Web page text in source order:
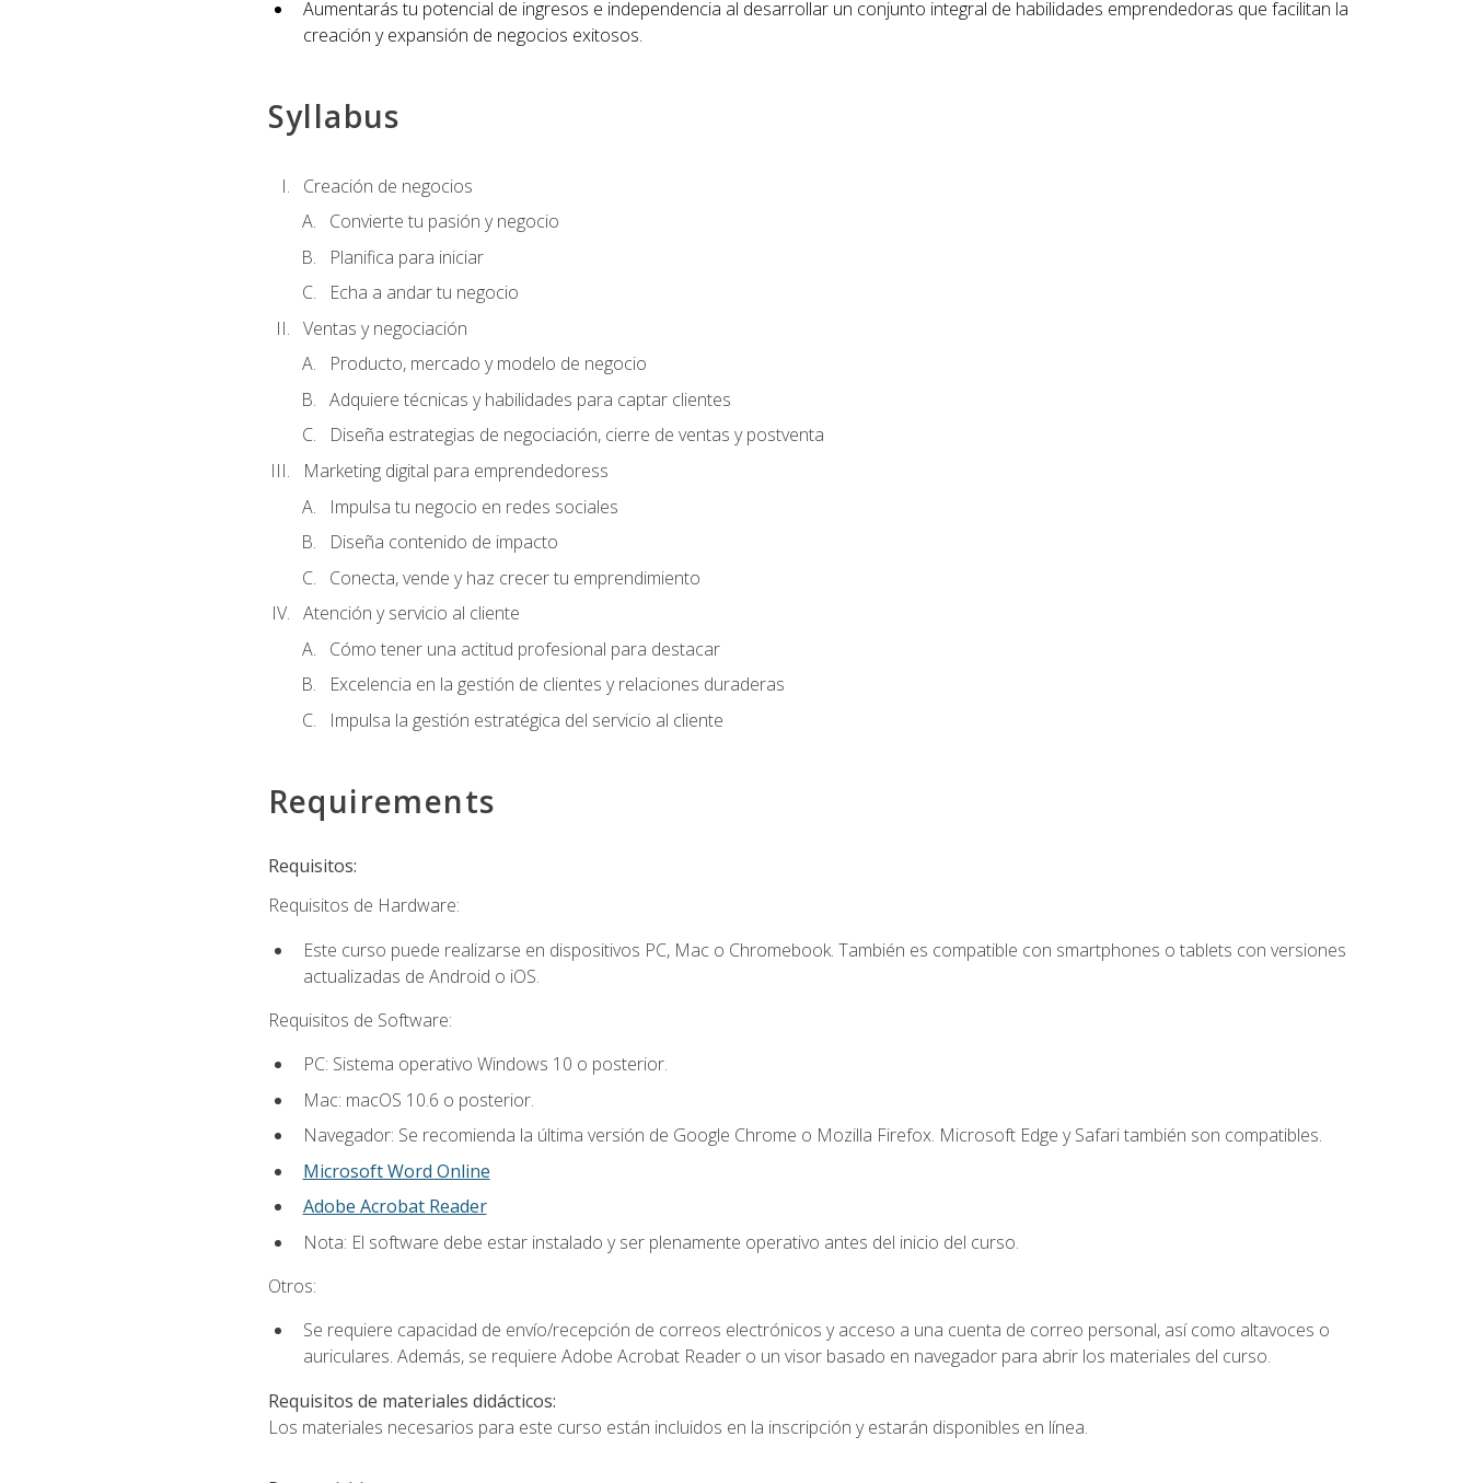
Aumentarás tu potencial de ingresos e independencia al desarrollar un conjunto integral de habilidades emprendedoras que facilitan la
creación y expansión de negocios exitosos.
Syllabus
Creación de negocios
Convierte tu pasión y negocio
Planifica para iniciar
Echa a andar tu negocio
Ventas y negociación
Producto, mercado y modelo de negocio
Adquiere técnicas y habilidades para captar clientes
Diseña estrategias de negociación, cierre de ventas y postventa
Marketing digital para emprendedoress
Impulsa tu negocio en redes sociales
Diseña contenido de impacto
Conecta, vende y haz crecer tu emprendimiento
Atención y servicio al cliente
Cómo tener una actitud profesional para destacar
Excelencia en la gestión de clientes y relaciones duraderas
Impulsa la gestión estratégica del servicio al cliente
Requirements
Requisitos:
Requisitos de Hardware:
Este curso puede realizarse en dispositivos PC, Mac o Chromebook. También es compatible con smartphones o tablets con versiones
actualizadas de Android o iOS.
Requisitos de Software:
PC: Sistema operativo Windows 10 o posterior.
Mac: macOS 10.6 o posterior.
Navegador: Se recomienda la última versión de Google Chrome o Mozilla Firefox. Microsoft Edge y Safari también son compatibles.
Microsoft Word Online
Adobe Acrobat Reader
Nota: El software debe estar instalado y ser plenamente operativo antes del inicio del curso.
Otros:
Se requiere capacidad de envío/recepción de correos electrónicos y acceso a una cuenta de correo personal, así como altavoces o
auriculares. Además, se requiere Adobe Acrobat Reader o un visor basado en navegador para abrir los materiales del curso.
Requisitos de materiales didácticos:
Los materiales necesarios para este curso están incluidos en la inscripción y estarán disponibles en línea.